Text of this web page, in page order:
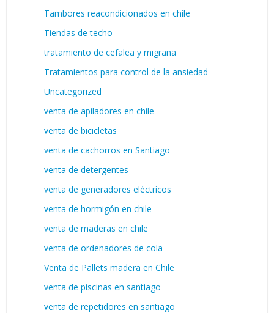
Tambores reacondicionados en chile
Tiendas de techo
tratamiento de cefalea y migraña
Tratamientos para control de la ansiedad
Uncategorized
venta de apiladores en chile
venta de bicicletas
venta de cachorros en Santiago
venta de detergentes
venta de generadores eléctricos
venta de hormigón en chile
venta de maderas en chile
venta de ordenadores de cola
Venta de Pallets madera en Chile
venta de piscinas en santiago
venta de repetidores en santiago